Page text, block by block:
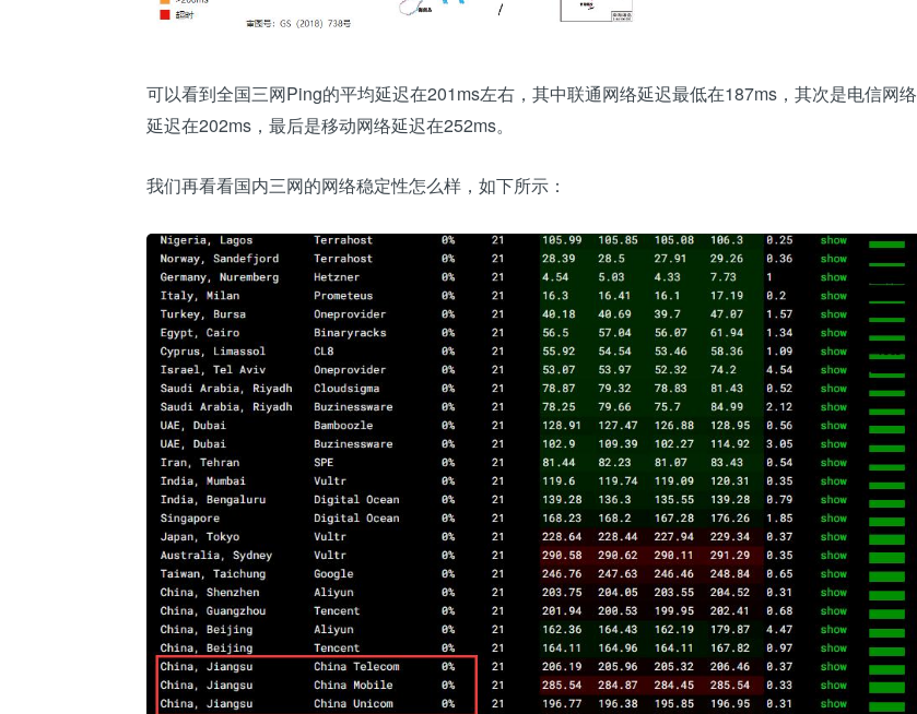
可以看到全国三网Ping的平均延迟在201ms左右，其中联通网络延迟最低在187ms，其次是电信网络
延迟在202ms，最后是移动网络延迟在252ms。
我们再看看国内三网的网络稳定性怎么样，如下所示：